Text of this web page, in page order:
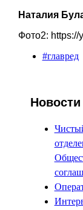
Наталия
Фото2: https://
#главред
Новости